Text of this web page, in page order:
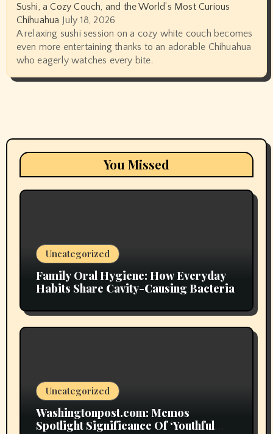
Sushi, a Cozy Couch, and the World’s Most Curious
Chihuahua July 18, 2026
A relaxing sushi session on a cozy white couch becomes
even more entertaining thanks to an adorable Chihuahua
who eagerly watches every bite.
You Missed
Uncategorized
Family Oral Hygiene: How Everyday
Habits Share Cavity-Causing Bacteria
Uncategorized
Washingtonpost.com: Memos
Spotlight Significance Of ‘Youthful